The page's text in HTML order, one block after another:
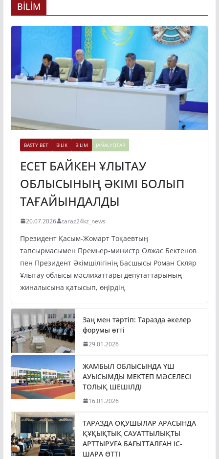
BİLİM
BASTY BET BILİK BİLİM JAŃALYQTAR
ЕСЕТ БАЙКЕН ҰЛЫТАУ
ОБЛЫСЫНЫҢ ӘКІМІ БОЛЫП
ТАҒАЙЫНДАЛДЫ
20.07.2026 taraz24kz_news
Президент Қасым-Жомарт Тоқаевтың
тапсырмасымен Премьер-министр Олжас Бектенов
пен Президент Әкімшілігінің Басшысы Роман Скляр
Ұлытау облысы мәслихаттары депутаттарының
жиналысына қатысып, өңірдің
Заң мен тәртіп: Таразда әкелер
форумы өтті
29.01.2026
ЖАМБЫЛ ОБЛЫСЫНДА ҮШ
АУЫСЫМДЫ МЕКТЕП МӘСЕЛЕСІ
ТОЛЫҚ ШЕШІЛДІ
16.01.2026
ТАРАЗДА ОҚУШЫЛАР АРАСЫНДА
ҚҰҚЫҚТЫҚ САУАТТЫЛЫҚТЫ
АРТТЫРУҒА БАҒЫТТАЛҒАН ІС-
ШАРА ӨТТІ